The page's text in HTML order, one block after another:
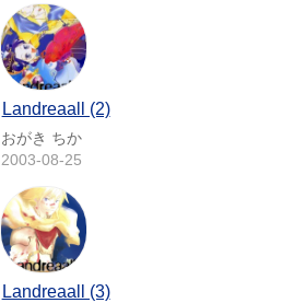
Landreaall (2)
おがき ちか
2003-08-25
Landreaall (3)